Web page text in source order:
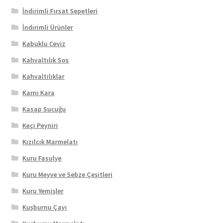
İndirimli Fırsat Sepetleri
İndirimli Ürünler
Kabuklu Ceviz
Kahvaltılık Sos
Kahvaltılıklar
Karnı Kara
Kasap Sucuğu
Keçi Peyniri
Kızılcık Marmelatı
Kuru Fasulye
Kuru Meyve ve Sebze Çeşitleri
Kuru Yemişler
Kuşburnu Çayı